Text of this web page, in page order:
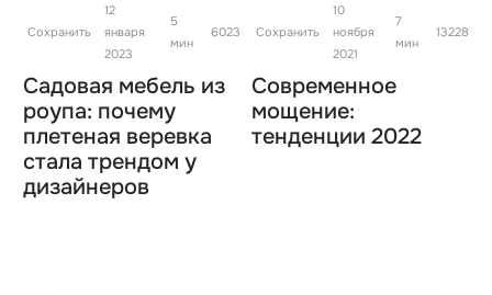
Сохранить
12
января
2023
5
мин
6023
Садовая мебель из
роупа: почему
плетеная веревка
стала трендом у
дизайнеров
Сохранить
10
ноября
2021
7
мин
13228
Современное
мощение:
тенденции 2022